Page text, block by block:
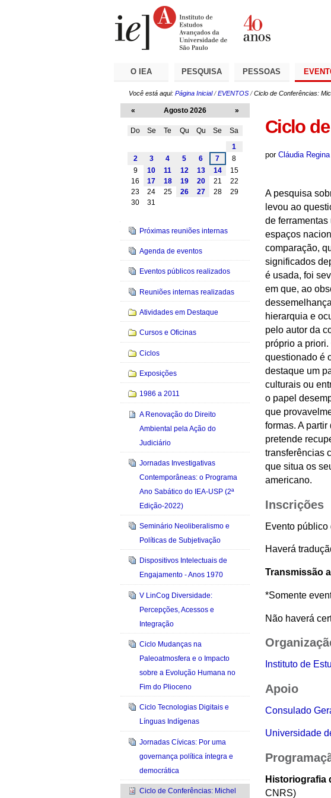
O IEA PESQUISA PESSOAS
Você está aqui: Página Inicial /EVENTOS /Ciclo de Conferências:
Ciclo
por Cláudia Regina
A pesquisa
levou ao
de
espaços
comparação,
significados
é usada, foi
em que, ao
hierarquia e
pelo autor da
próprio a
questionado é
destaque um
culturais ou
o papel
que
formas. A
pretende
transferências
que situa os
americano.
Inscrições
Evento público
Haverá
Transmissão
*Somente
Não haverá
Instituto de
Apoio
Consulado
Universidade
Historiografia
CNRS)
« Agosto 2026 »
Do Se Te Qu Qu Se
Sa
1
2
3 4 5 6 7
8
9
10 11 12 13 14
15
16
17 18 19 20 21
22
23
24 25 26 27 28
29
30
31
Navegação
Próximas reuniões internas
Agenda de eventos
Eventos públicos realizados
Reuniões internas realizadas
Atividades em Destaque
Cursos e Oficinas
Ciclos
Exposições
1986 a 2011
A Renovação do Direito
Ambiental pela Ação do
Judiciário
Jornadas Investigativas
Contemporâneas: o Programa
Ano Sabático do IEA-USP (2ª
Edição-2022)
Seminário Neoliberalismo e
Políticas de Subjetivação
Dispositivos Intelectuais de
Engajamento - Anos 1970
V LinCog Diversidade:
Percepções, Acessos e
Integração
Ciclo Mudanças na
Paleoatmosfera e o Impacto
sobre a Evolução Humana no
Fim do Plioceno
Ciclo Tecnologias Digitais e
Línguas Indígenas
Jornadas Cívicas: Por uma
governança política íntegra e
democrática
Ciclo de Conferências: Michel